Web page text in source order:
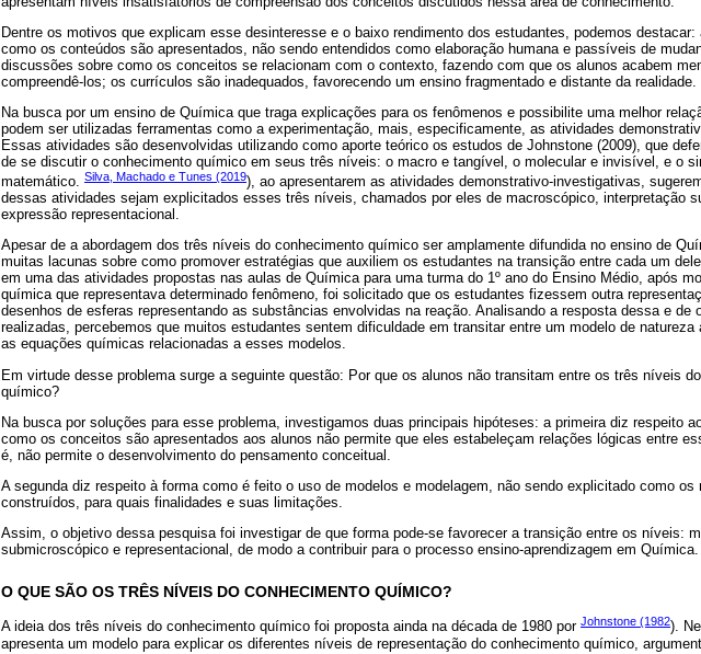
Dentre os motivos que explicam esse desinteresse e o baixo rendimento dos estudantes, podemos destacar:
como os conteúdos são apresentados, não sendo entendidos como elaboração humana e passíveis de
discussões sobre como os conceitos se relacionam com o contexto, fazendo com que os alunos acabem
compreendê-los; os currículos são inadequados, favorecendo um ensino fragmentado e distante da realidade.
Na busca por um ensino de Química que traga explicações para os fenômenos e possibilite uma melhor
podem ser utilizadas ferramentas como a experimentação, mais, especificamente, as atividades
Essas atividades são desenvolvidas utilizando como aporte teórico os estudos de Johnstone (2009), que
de se discutir o conhecimento químico em seus três níveis: o macro e tangível, o molecular e invisível, e o
matemático. Silva, Machado e Tunes (2019), ao apresentarem as atividades demonstrativo-investigativas,
dessas atividades sejam explicitados esses três níveis, chamados por eles de macroscópico, interpretação
expressão representacional.
Apesar de a abordagem dos três níveis do conhecimento químico ser amplamente difundida no ensino de
muitas lacunas sobre como promover estratégias que auxiliem os estudantes na transição entre cada um
em uma das atividades propostas nas aulas de Química para uma turma do 1º ano do Ensino Médio, após
química que representava determinado fenômeno, foi solicitado que os estudantes fizessem outra
desenhos de esferas representando as substâncias envolvidas na reação. Analisando a resposta dessa e de
realizadas, percebemos que muitos estudantes sentem dificuldade em transitar entre um modelo de natureza
as equações químicas relacionadas a esses modelos.
Em virtude desse problema surge a seguinte questão: Por que os alunos não transitam entre os três níveis
químico?
Na busca por soluções para esse problema, investigamos duas principais hipóteses: a primeira diz respeito
como os conceitos são apresentados aos alunos não permite que eles estabeleçam relações lógicas entre
é, não permite o desenvolvimento do pensamento conceitual.
A segunda diz respeito à forma como é feito o uso de modelos e modelagem, não sendo explicitado como os
construídos, para quais finalidades e suas limitações.
Assim, o objetivo dessa pesquisa foi investigar de que forma pode-se favorecer a transição entre os níveis:
submicroscópico e representacional, de modo a contribuir para o processo ensino-aprendizagem em Química.
O QUE SÃO OS TRÊS NÍVEIS DO CONHECIMENTO QUÍMICO?
A ideia dos três níveis do conhecimento químico foi proposta ainda na década de 1980 por Johnstone (1982).
apresenta um modelo para explicar os diferentes níveis de representação do conhecimento químico,